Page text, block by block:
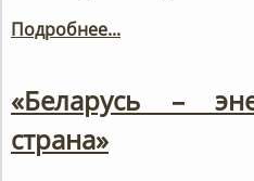
Подробнее...
«Беларусь –
страна»